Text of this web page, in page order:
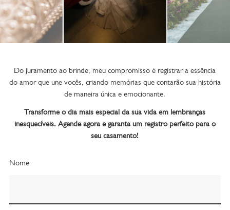
Do juramento ao brinde, meu compromisso é registrar a essência
do amor que une vocês, criando memórias que contarão sua história
de maneira única e emocionante.
Transforme o dia mais especial da sua vida em lembranças
inesquecíveis. Agende agora e garanta um registro perfeito para o
seu casamento!
Nome